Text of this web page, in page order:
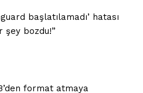
başlatılamadı’ hatası
şey bozdu!”
format atmaya